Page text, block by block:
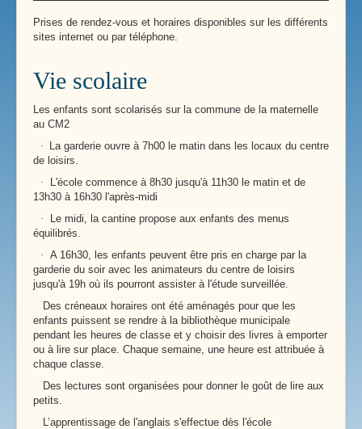
Prises de rendez-vous et horaires disponibles sur les différents
sites internet ou par téléphone.
Vie scolaire
Les enfants sont scolarisés sur la commune de la maternelle
au CM2
·
La garderie ouvre à 7h00 le matin dans les locaux du centre
de loisirs.
·
L'école commence à 8h30 jusqu'à 11h30 le matin et de
13h30 à 16h30 l'après-midi
·
Le midi, la cantine propose aux enfants des menus
équilibrés.
· A 16h30, les enfants peuvent être pris en charge par la
garderie du soir avec les animateurs du centre de loisirs
jusqu'à 19h où ils pourront assister à l'étude surveillée.
Des créneaux horaires ont été aménagés pour que les
enfants puissent se rendre à la bibliothèque municipale
pendant les heures de classe et y choisir des livres à emporter
ou à lire sur place. Chaque semaine, une heure est attribuée à
chaque classe.
Des lectures sont organisées pour donner le goût de lire aux
petits.
L’apprentissage de l'anglais s'effectue dès l'école